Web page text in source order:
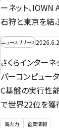
ーネット、IOWN
石狩と東京を結
ニュースリリース
さくらインター
パーコンピュータ
C基盤の実行性能
で世界22位を獲
高火力
企業情報